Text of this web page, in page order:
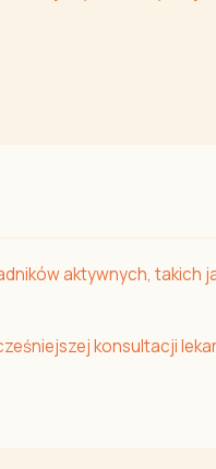
aktywnych, takich
konsultacji